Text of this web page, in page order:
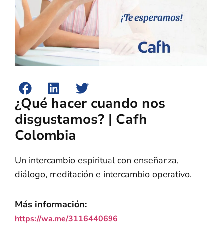
¿Qué hacer cuando nos
disgustamos? | Cafh
Colombia
Un intercambio espiritual con enseñanza,
diálogo, meditación e intercambio operativo.
Más información:
https://wa.me/3116440696